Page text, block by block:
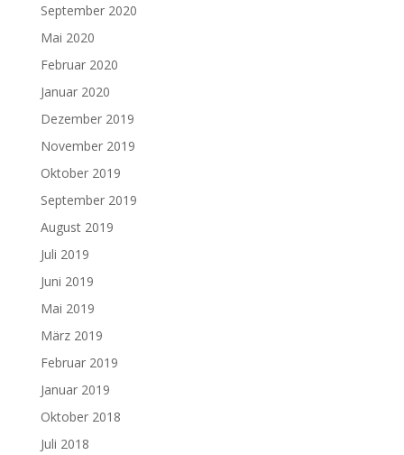
September 2020
Mai 2020
Februar 2020
Januar 2020
Dezember 2019
November 2019
Oktober 2019
September 2019
August 2019
Juli 2019
Juni 2019
Mai 2019
März 2019
Februar 2019
Januar 2019
Oktober 2018
Juli 2018